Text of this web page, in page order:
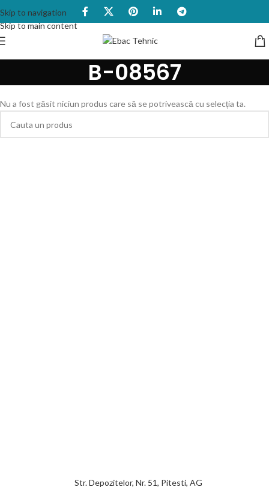
Skip to navigation
Skip to main content
B-08567
Nu a fost găsit niciun produs care să se potrivească cu selecția ta.
Str. Depozitelor, Nr. 51, Pitesti, AG